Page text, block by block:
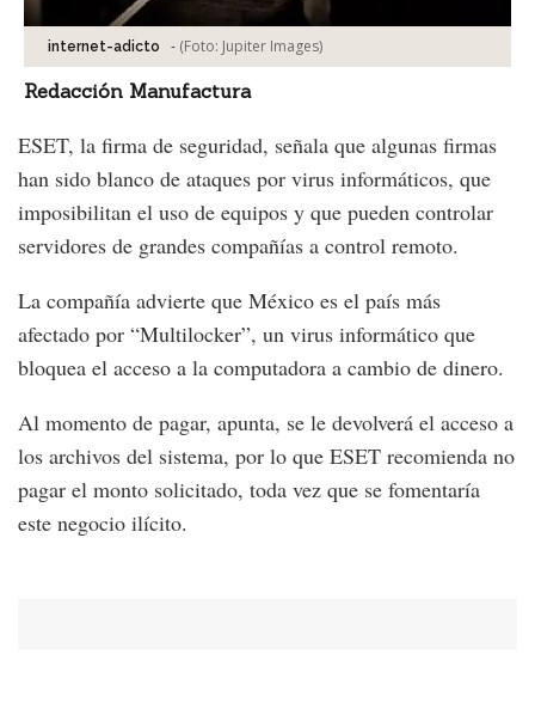
internet-adicto - (Foto: Jupiter Images)
Redacción Manufactura
ESET, la firma de seguridad, señala que algunas firmas
han sido blanco de ataques por virus informáticos, que
imposibilitan el uso de equipos y que pueden controlar
servidores de grandes compañías a control remoto.
La compañía advierte que México es el país más
afectado por “Multilocker”, un virus informático que
bloquea el acceso a la computadora a cambio de dinero.
Al momento de pagar, apunta, se le devolverá el acceso a
los archivos del sistema, por lo que ESET recomienda no
pagar el monto solicitado, toda vez que se fomentaría
este negocio ilícito.